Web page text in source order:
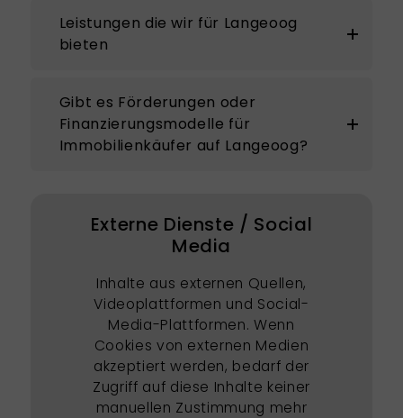
Leistungen die wir für Langeoog
bieten
Gibt es Förderungen oder
Finanzierungsmodelle für
Immobilienkäufer auf Langeoog?
Externe Dienste / Social
Media
Inhalte aus externen Quellen,
Videoplattformen und Social-
Media-Plattformen. Wenn
Cookies von externen Medien
akzeptiert werden, bedarf der
Zugriff auf diese Inhalte keiner
manuellen Zustimmung mehr